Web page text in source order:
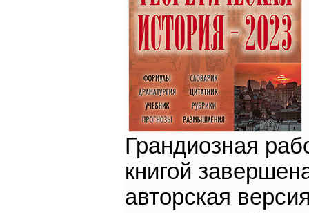
Грандиозная
книгой
авторская